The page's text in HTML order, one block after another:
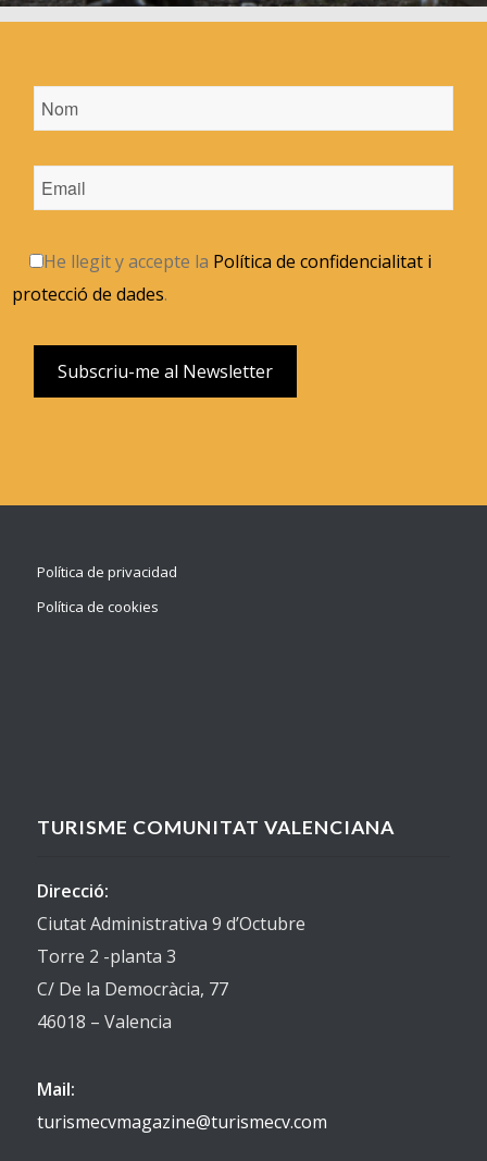
He llegit y accepte la Política de confidencialitat i
protecció de dades.
Política de privacidad
Política de cookies
TURISME COMUNITAT VALENCIANA
Direcció:
Ciutat Administrativa 9 d’Octubre
Torre 2 -planta 3
C/ De la Democràcia, 77
46018 – Valencia
Mail:
turismecvmagazine@turismecv.com